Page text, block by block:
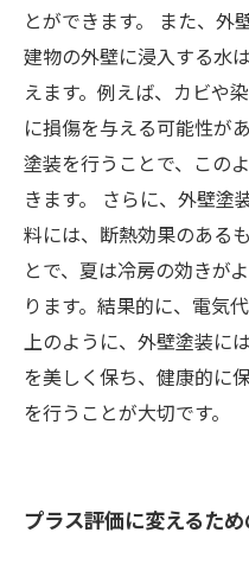
とができます。 また、外
建物の外壁に浸入する水
えます。例えば、カビや
に損傷を与える可能性が
塗装を行うことで、この
きます。 さらに、外壁塗
料には、断熱効果のある
とで、夏は冷房の効きが
ります。結果的に、電気
上のように、外壁塗装に
を美しく保ち、健康的に
を行うことが大切です。
プラス評価に変えるた